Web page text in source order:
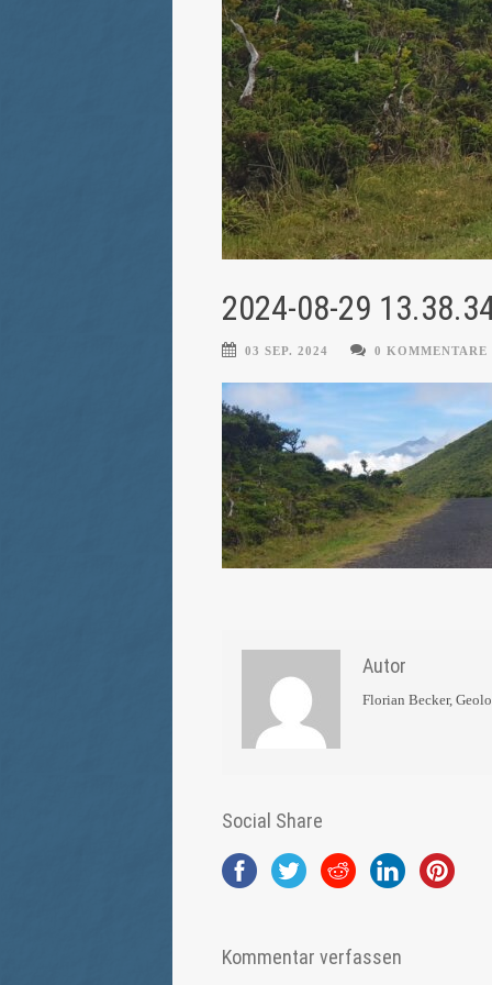
2024-08-29
03 SEP. 2024 0 KOMMENTARE
Autor
Florian Becker,
Social Share
Kommentar verfassen